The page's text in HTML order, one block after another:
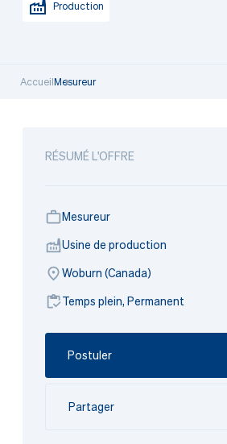
Production
Accueil Mesureur
RÉSUMÉ L'OFFRE
Mesureur
Usine de production
Woburn (Canada)
Temps plein, Permanent
Postuler
Partager